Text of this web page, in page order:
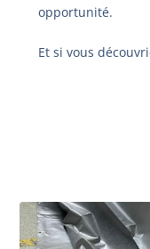
opportunité.
Et si vous